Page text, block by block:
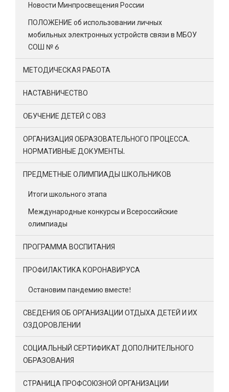
Новости Минпросвещения России
ПОЛОЖЕНИЕ об использовании личных
мобильных электронных устройств связи в МБОУ
СОШ № 6
МЕТОДИЧЕСКАЯ РАБОТА
НАСТАВНИЧЕСТВО
ОБУЧЕНИЕ ДЕТЕЙ С ОВЗ
ОРГАНИЗАЦИЯ ОБРАЗОВАТЕЛЬНОГО ПРОЦЕССА.
НОРМАТИВНЫЕ ДОКУМЕНТЫ.
ПРЕДМЕТНЫЕ ОЛИМПИАДЫ ШКОЛЬНИКОВ
Итоги школьного этапа
Международные конкурсы и Всероссийские
олимпиады
ПРОГРАММА ВОСПИТАНИЯ
ПРОФИЛАКТИКА КОРОНАВИРУСА
Остановим пандемию вместе!
СВЕДЕНИЯ ОБ ОРГАНИЗАЦИИ ОТДЫХА ДЕТЕЙ И ИХ
ОЗДОРОВЛЕНИИ
СОЦИАЛЬНЫЙ СЕРТИФИКАТ ДОПОЛНИТЕЛЬНОГО
ОБРАЗОВАНИЯ
СТРАНИЦА ПРОФСОЮЗНОЙ ОРГАНИЗАЦИИ